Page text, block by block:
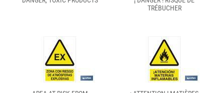
TRÉBUCHER